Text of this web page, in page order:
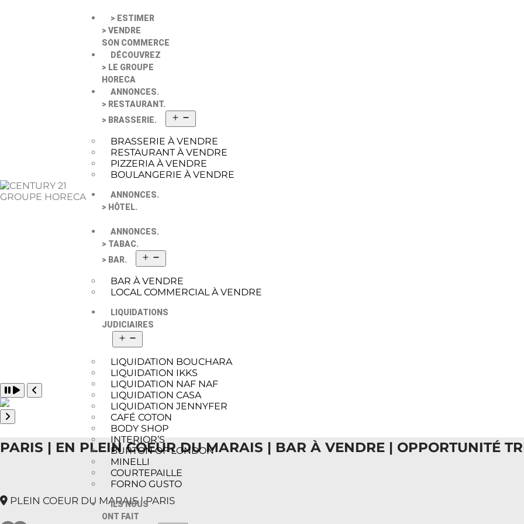
> ESTIMER
> VENDRE
SON COMMERCE
DÉCOUVREZ
> LE GROUPE
HORECA
ANNONCES.
> RESTAURANT.
> BRASSERIE.
BRASSERIE À VENDRE
RESTAURANT À VENDRE
PIZZERIA À VENDRE
BOULANGERIE À VENDRE
ANNONCES.
> HÔTEL.
ANNONCES.
> TABAC.
> BAR.
BAR À VENDRE
LOCAL COMMERCIAL À VENDRE
LIQUIDATIONS
JUDICIAIRES
LIQUIDATION BOUCHARA
LIQUIDATION IKKS
LIQUIDATION NAF NAF
LIQUIDATION CASA
LIQUIDATION JENNYFER
CAFÉ COTON
BODY SHOP
INTERIOR’S
BURTON OF LONDON
MINELLI
COURTEPAILLE
FORNO GUSTO
ILS NOUS
ONT FAIT
Pause slide rotation
Resume slide rotation
Previous slide
Next slide
PARIS | EN PLEIN COEUR DU MARAIS | BAR À VENDRE | OPPORTUNITÉ
PLEIN COEUR DU MARAIS | PARIS